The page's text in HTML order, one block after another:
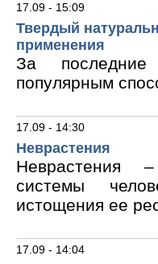
17.09 - 15:09
Твердый
применения
За
популярным
17.09 - 14:30
Неврастения
Неврастения
системы
истощения ее
17.09 - 14:04